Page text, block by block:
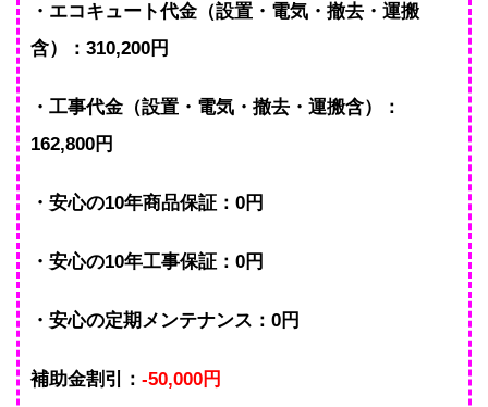
・エコキュート代金（設置・電気・撤去・運搬
含）：310,200円
・工事代金（設置・電気・撤去・運搬含）：
162,800円
・安心の10年商品保証：0円
・安心の10年工事保証：0円
・安心の定期メンテナンス：0円
補助金割引： -50,000円